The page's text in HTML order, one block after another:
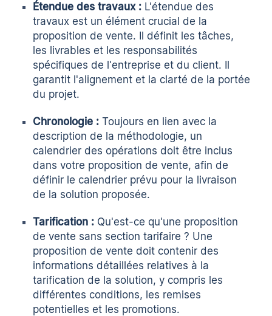
Étendue des travaux : L'étendue des
travaux est un élément crucial de la
proposition de vente. Il définit les tâches,
les livrables et les responsabilités
spécifiques de l'entreprise et du client. Il
garantit l'alignement et la clarté de la portée
du projet.
Chronologie :Toujours en lien avec la
description de la méthodologie, un
calendrier des opérations doit être inclus
dans votre proposition de vente, afin de
définir le calendrier prévu pour la livraison
de la solution proposée.
Tarification : Qu'est-ce qu'une proposition
de vente sans section tarifaire ? Une
proposition de vente doit contenir des
informations détaillées relatives à la
tarification de la solution, y compris les
différentes conditions, les remises
potentielles et les promotions.